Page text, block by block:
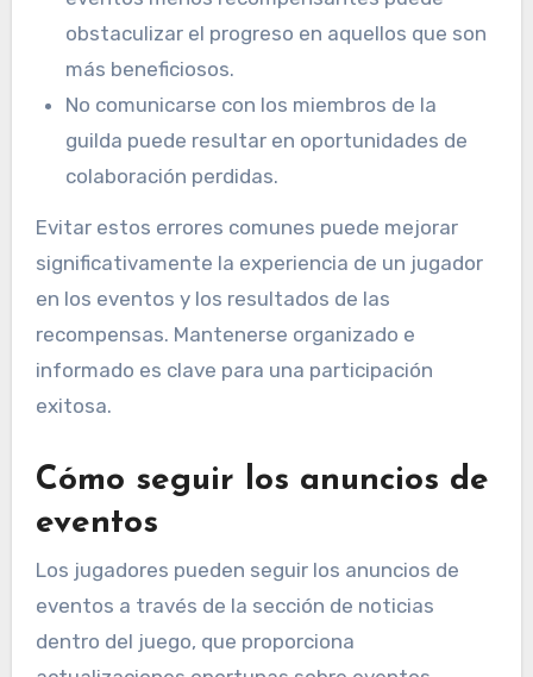
obstaculizar el progreso en aquellos que son
más beneficiosos.
No comunicarse con los miembros de la
guilda puede resultar en oportunidades de
colaboración perdidas.
Evitar estos errores comunes puede mejorar
significativamente la experiencia de un jugador
en los eventos y los resultados de las
recompensas. Mantenerse organizado e
informado es clave para una participación
exitosa.
Cómo seguir los anuncios de
eventos
Los jugadores pueden seguir los anuncios de
eventos a través de la sección de noticias
dentro del juego, que proporciona